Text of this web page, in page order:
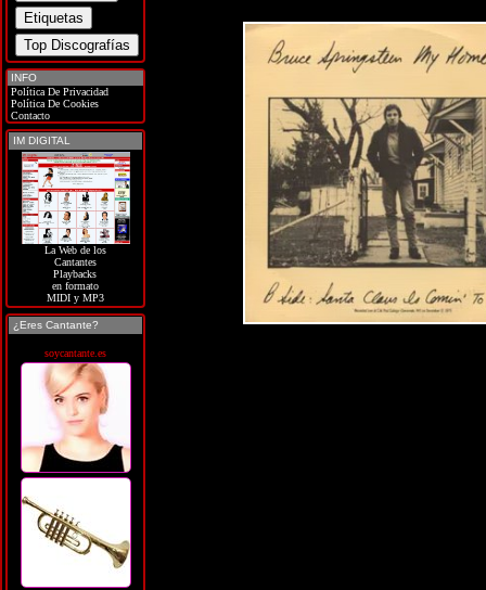
INFO
Política De Privacidad
Política De Cookies
Contacto
IM DIGITAL
La Web de los
Cantantes
Playbacks
en formato
MIDI y MP3
¿Eres Cantante?
soycantante.es